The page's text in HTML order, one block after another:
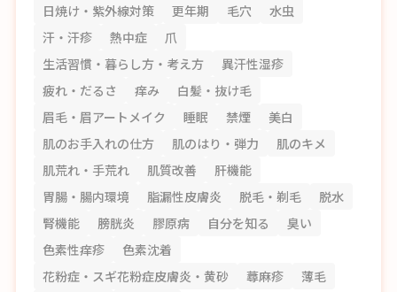
日焼け・紫外線対策
更年期 毛穴
水虫
汗・汗疹
熱中症
爪
生活習慣・暮らし方・考え方
異汗性湿疹
疲れ・だるさ
痒み
白髪・抜け毛
眉毛・眉アートメイク
睡眠 禁煙
美白
肌のお手入れの仕方
肌のはり・弾力
肌のキメ
肌荒れ・手荒れ
肌質改善
肝機能
胃腸・腸内環境
脂漏性皮膚炎 脱毛・剃毛
脱水
腎機能
膀胱炎 膠原病 自分を知る
臭い
色素性痒疹
色素沈着
花粉症・スギ花粉症皮膚炎・黄砂
蕁麻疹
薄毛